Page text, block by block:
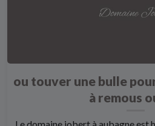
ou touver une bulle
à remous